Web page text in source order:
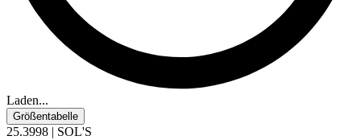
Laden...
Größentabelle
25.3998 | SOL'S